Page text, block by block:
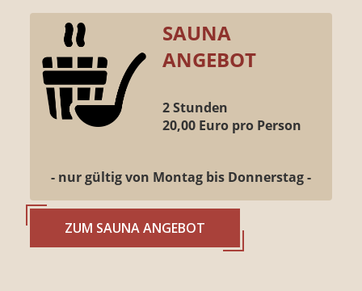
SAUNA
ANGEBOT
2 Stunden
20,00 Euro pro Person
- nur gültig von Montag bis Donnerstag -
ZUM SAUNA ANGEBOT